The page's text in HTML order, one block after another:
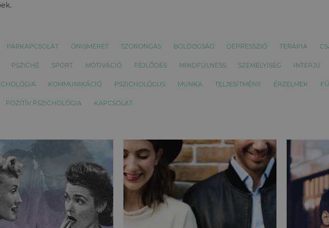
PÁRKAPCSOLAT ÖNISMERET SZORONGÁS BOLDOGSÁG DEPRESSZIÓ TERÁPIA
PSZICHÉ SPORT MOTIVÁCIÓ FEJLŐDÉS MINDFULNESS SZEMÉLYISÉG INTERJÚ
KOMMUNIKÁCIÓ PSZICHOLÓGUS MUNKA TELJESÍTMÉNY ÉRZELMEK
POZITÍV PSZICHOLÓGIA KAPCSOLAT